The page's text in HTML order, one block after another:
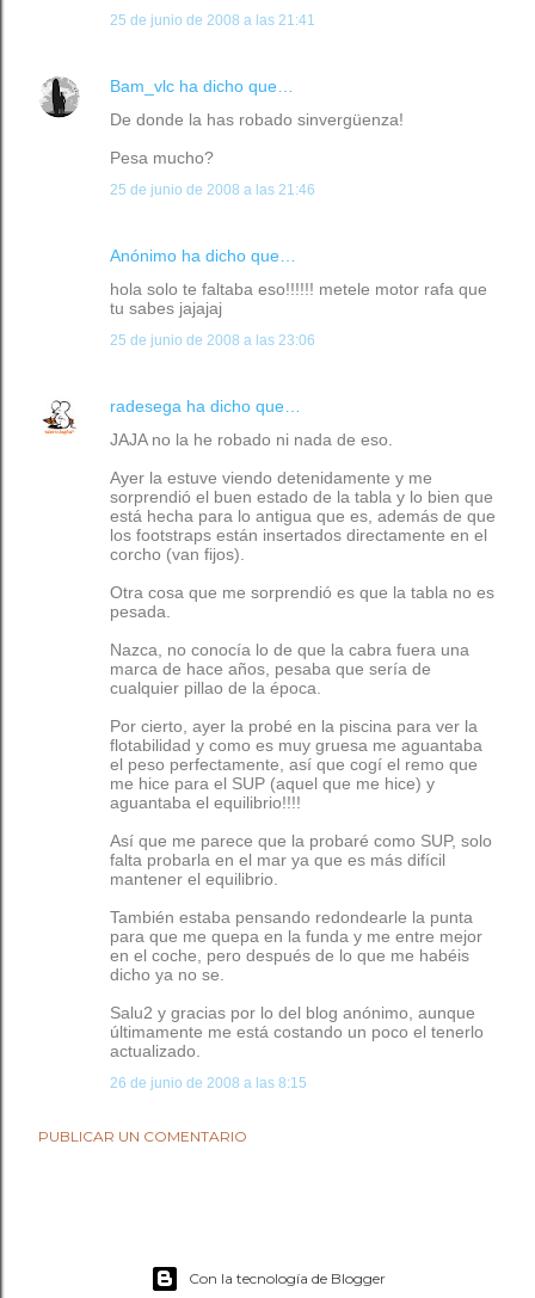
25 de junio de 2008 a las 21:41
Bam_vlc ha dicho que…
De donde la has robado sinvergüenza!
Pesa mucho?
25 de junio de 2008 a las 21:46
Anónimo ha dicho que…
hola solo te faltaba eso!!!!!! metele motor rafa que
tu sabes jajajaj
25 de junio de 2008 a las 23:06
radesega ha dicho que…
JAJA no la he robado ni nada de eso.
Ayer la estuve viendo detenidamente y me
sorprendió el buen estado de la tabla y lo bien que
está hecha para lo antigua que es, además de que
los footstraps están insertados directamente en el
corcho (van fijos).
Otra cosa que me sorprendió es que la tabla no es
pesada.
Nazca, no conocía lo de que la cabra fuera una
marca de hace años, pesaba que sería de
cualquier pillao de la época.
Por cierto, ayer la probé en la piscina para ver la
flotabilidad y como es muy gruesa me aguantaba
el peso perfectamente, así que cogí el remo que
me hice para el SUP (aquel que me hice) y
aguantaba el equilibrio!!!!
Así que me parece que la probaré como SUP, solo
falta probarla en el mar ya que es más difícil
mantener el equilibrio.
También estaba pensando redondearle la punta
para que me quepa en la funda y me entre mejor
en el coche, pero después de lo que me habéis
dicho ya no se.
Salu2 y gracias por lo del blog anónimo, aunque
últimamente me está costando un poco el tenerlo
actualizado.
26 de junio de 2008 a las 8:15
PUBLICAR UN COMENTARIO
Con la tecnología de Blogger